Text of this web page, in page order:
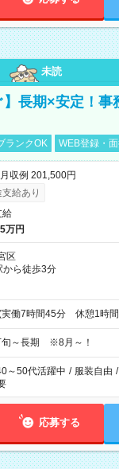
未読
】長期×安定！事
ランクOK WEB登録・
収例 201,500円
給あり
給
万円
区
から徒歩3分
実働7時間45分 休憩1時
旬～長期 ※8月～！
～50代活躍中 / 服装自由 /
応募する